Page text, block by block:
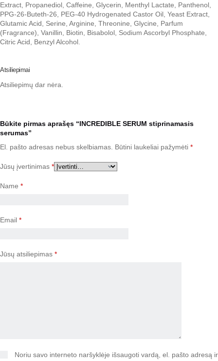
Extract, Propanediol, Caffeine, Glycerin, Menthyl Lactate, Panthenol,
PPG-26-Buteth-26, PEG-40 Hydrogenated Castor Oil, Yeast Extract,
Glutamic Acid, Serine, Arginine, Threonine, Glycine, Parfum
(Fragrance), Vanillin, Biotin, Bisabolol, Sodium Ascorbyl Phosphate,
Citric Acid, Benzyl Alcohol.
Atsiliepimai
Atsiliepimų dar nėra.
Būkite pirmas aprašęs “INCREDIBLE SERUM stiprinamasis
serumas”
El. pašto adresas nebus skelbiamas. Būtini laukeliai pažymėti *
Jūsų įvertinimas *
Name *
Email *
Jūsų atsiliepimas *
Noriu savo interneto naršyklėje išsaugoti vardą, el. pašto adresą ir